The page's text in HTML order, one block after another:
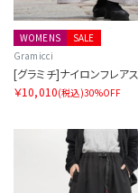
SALE
WOMENS
Gramicci
[グラミチ]ナイロンフレア
￥10,010(税込)30%OFF